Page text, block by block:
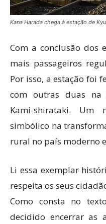
Kana Harada chega à estação de
Com a conclusão dos
mais passageiros
Por isso, a estação foi
com outras duas na
Kami-shirataki. Um
simbólico na
rural no país moderno
Li essa exemplar
respeita os seus
Como consta no
decidido encerrar as